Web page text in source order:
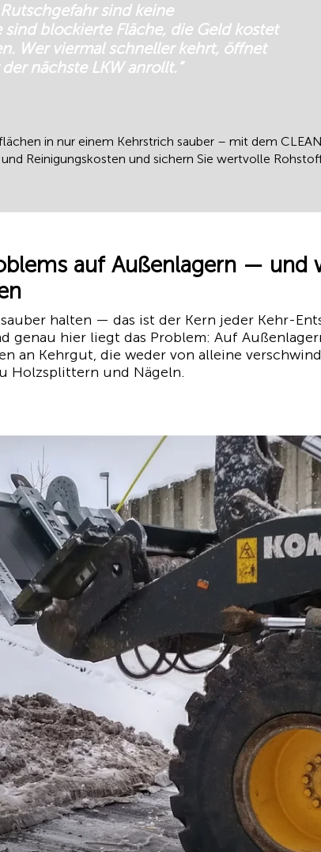
sind keine
blockierte Fläche, die Geld kostet
Wer viermal schneller kehrt, öffnet
nächste LKW anrollt.“
in nur einem Kehrstrich sauber – mit dem
Reinigungskosten und sichern Sie wertvolle
auf Außenlagern — und
halten — das ist der Kern jeder Kehr-
genau hier liegt das Problem: Auf
an Kehrgut, die weder von alleine
Holzsplittern und Nägeln.